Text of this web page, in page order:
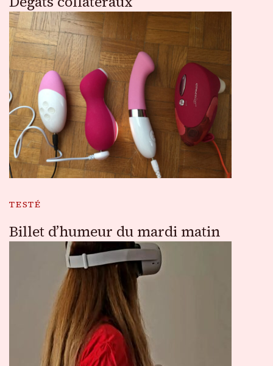
TESTÉ
Billet d’humeur du mardi matin